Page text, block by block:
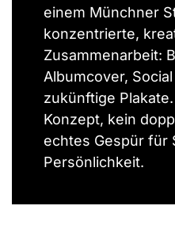
einem Münchner
konzentrierte,
Zusammenarbeit:
Albumcover,
zukünftige
Konzept, kein
echtes Gespür für
Persönlichkeit.